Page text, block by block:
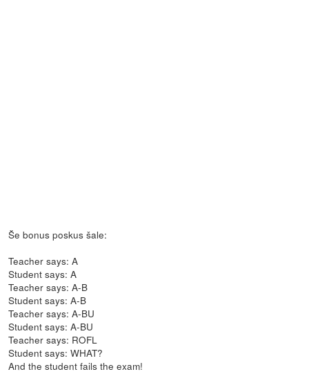
Še bonus poskus šale:
Teacher says: A
Student says: A
Teacher says: A-B
Student says: A-B
Teacher says: A-BU
Student says: A-BU
Teacher says: ROFL
Student says: WHAT?
And the student fails the exam!